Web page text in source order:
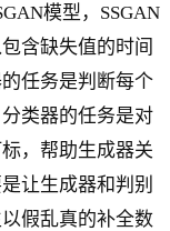
模型，SSGAN
含缺失值的时间
任务是判断每个
类器的任务是对
，帮助生成器关
让生成器和判别
假乱真的补全数